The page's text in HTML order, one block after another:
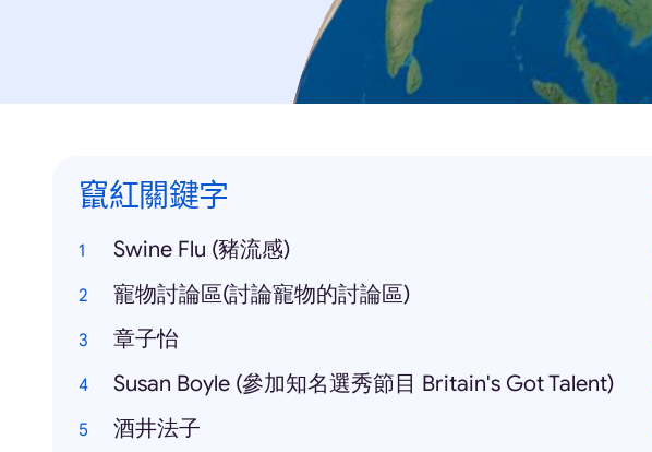
竄紅關鍵字
Swine Flu (豬流感)
寵物討論區(討論寵物的討論區)
章子怡
Susan Boyle (參加知名選秀節目 Britain's Got Talent)
酒井法子